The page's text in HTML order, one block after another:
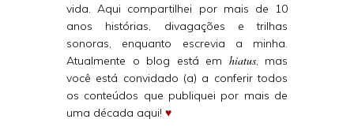
vida. Aqui compartilhei por mais de 10
anos histórias, divagações e trilhas
sonoras, enquanto escrevia a minha.
Atualmente o blog está em hiatus, mas
você está convidado (a) a conferir todos
os conteúdos que publiquei por mais de
uma década aqui! ♥